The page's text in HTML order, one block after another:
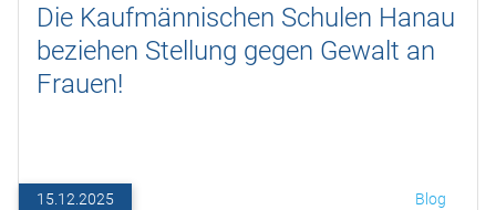
Die Kaufmännischen Schulen Hanau
beziehen Stellung gegen Gewalt an
Frauen!
15.12.2025 Blog